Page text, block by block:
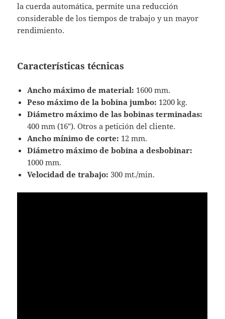
la cuerda automática, permite una reducción
considerable de los tiempos de trabajo y un mayor
rendimiento.
Características técnicas
Ancho máximo de material: 1600 mm.
Peso máximo de la bobina jumbo: 1200 kg.
Diámetro máximo de las bobinas terminadas:
400 mm (16″). Otros a petición del cliente.
Ancho mínimo de corte: 12 mm.
Diámetro máximo de bobina a desbobinar:
1000 mm.
Velocidad de trabajo: 300 mt./min.